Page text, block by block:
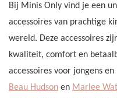
ONDER 6 EURO
Bij Minis Only vind je een
accessoires van prachtige
wereld. Deze accessoires
kwaliteit, comfort en
accessoires voor jongens
Beau Hudson en Marlee